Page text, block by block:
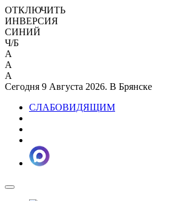
ОТКЛЮЧИТЬ
ИНВЕРСИЯ
СИНИЙ
Ч/Б
A
A
A
Сегодня 9 Августа 2026. В Брянске
СЛАБОВИДЯЩИМ